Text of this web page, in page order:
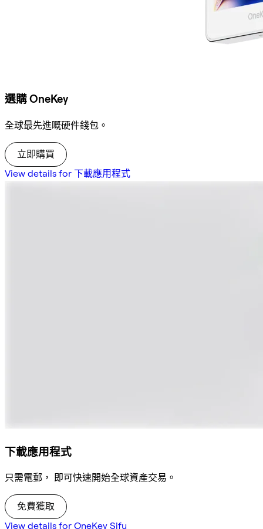
選購 OneKey
全球最先進嘅硬件錢包。
立即購買
View details for 下載應用程式
下載應用程式
只需電郵， 即可快速開始全球資產交易。
免費獲取
View details for OneKey Sifu